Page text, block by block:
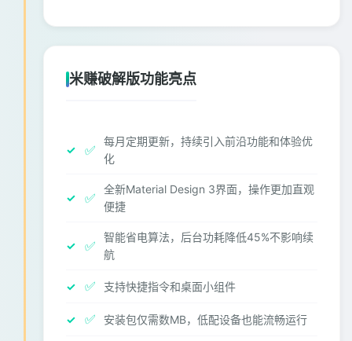
米赚破解版功能亮点
✅
每月定期更新，持续引入前沿功能和体验优
化
✅
全新Material Design 3界面，操作更加直观
便捷
✅
智能省电算法，后台功耗降低45%不影响续
航
✅ 支持快捷指令和桌面小组件
✅ 安装包仅需数MB，低配设备也能流畅运行